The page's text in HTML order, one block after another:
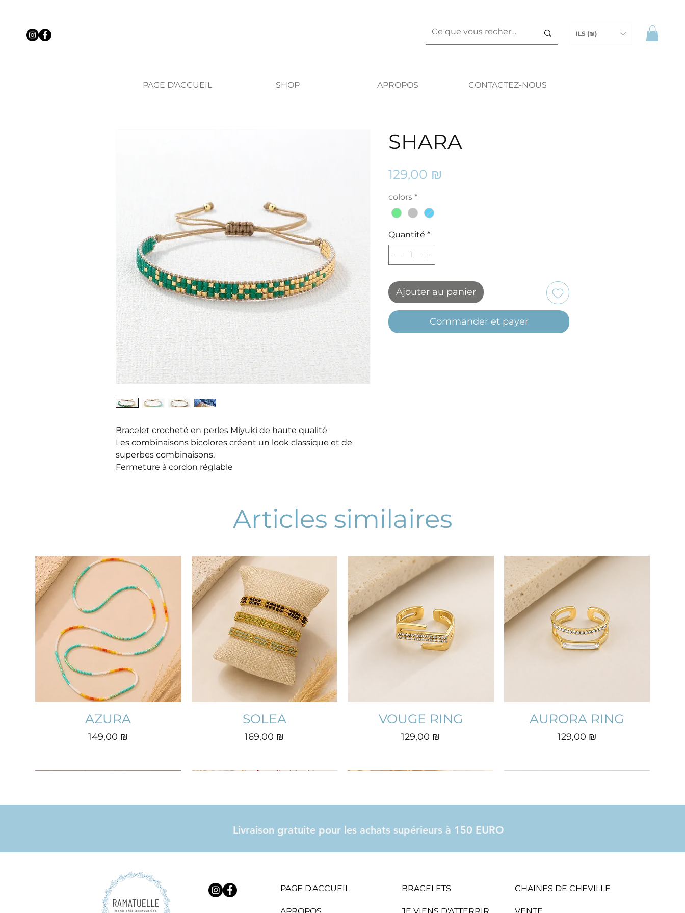
ILS (₪)
PAGE D'ACCUEIL SHOP APROPOS CONTACTEZ-NOUS
Bracelet crocheté en perles Miyuki de haute qualité
Les combinaisons bicolores créent un look classique et de
superbes combinaisons.
Fermeture à cordon réglable
SHARA
129,00 ₪
colors *
Quantité *
Ajouter au panier
Commander et payer
Articles similaires
AZURA
Prix
149,00 ₪
SOLEA
Prix
169,00 ₪
VOUGE RING
Prix
129,00 ₪
AURORA RING
Prix
129,00 ₪
Livraison gratuite pour les achats supérieurs à 150 EURO
PAGE D'ACCUEIL
APROPOS
BRACELETS
JE VIENS D'ATTERRIR
CHAINES DE CHEVILLE
VENTE